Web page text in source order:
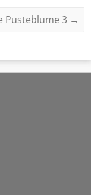
Pusteblume 3 →